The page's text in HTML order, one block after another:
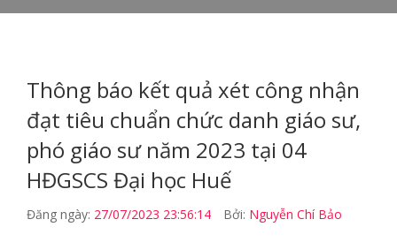
Thông báo kết quả xét công nhận
đạt tiêu chuẩn chức danh giáo sư,
phó giáo sư năm 2023 tại 04
HĐGSCS Đại học Huế
Đăng ngày: 27/07/2023 23:56:14 Bởi: Nguyễn Chí Bảo